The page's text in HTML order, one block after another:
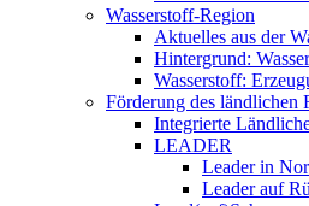
Wasserstoff-Region
Aktuelles aus der
Hintergrund:
Wasserstoff:
Förderung des ländlichen
Integrierte
LEADER
Leader in
Leader auf